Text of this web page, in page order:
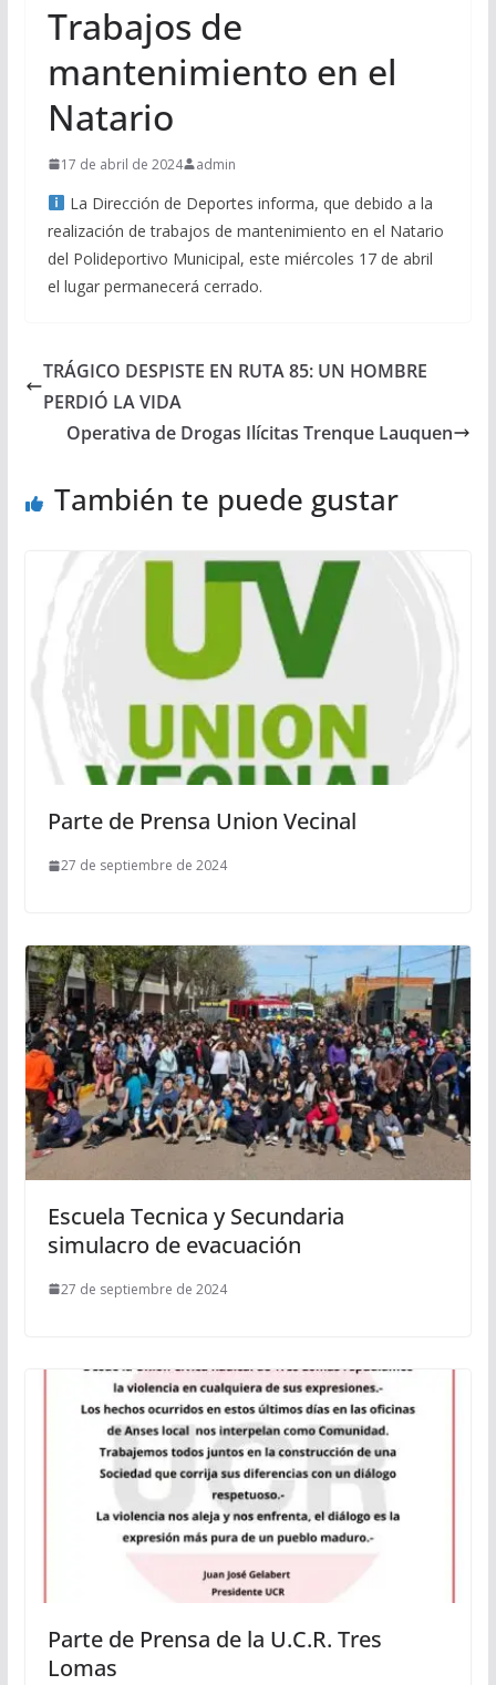
Trabajos de
mantenimiento en el
Natario
17 de abril de 2024 admin
La Dirección de Deportes informa, que debido a la
realización de trabajos de mantenimiento en el Natario
del Polideportivo Municipal, este miércoles 17 de abril
el lugar permanecerá cerrado.
TRÁGICO DESPISTE EN RUTA 85: UN HOMBRE
PERDIÓ LA VIDA
Operativa de Drogas Ilícitas Trenque Lauquen
También te puede gustar
Parte de Prensa Union Vecinal
27 de septiembre de 2024
Escuela Tecnica y Secundaria
simulacro de evacuación
27 de septiembre de 2024
Parte de Prensa de la U.C.R. Tres
Lomas